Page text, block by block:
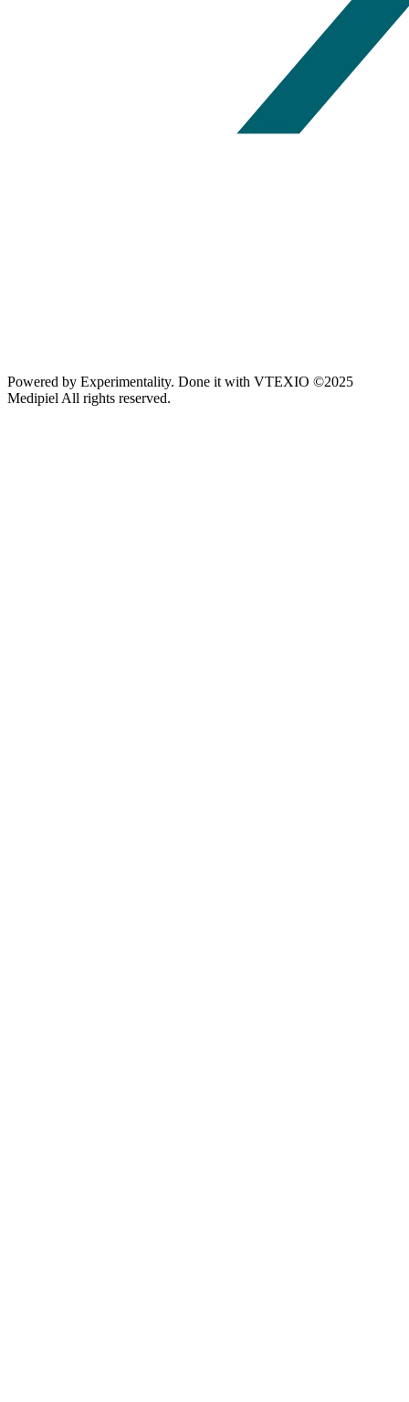
Powered by Experimentality. Done it with VTEXIO ©2025
Medipiel All rights reserved.